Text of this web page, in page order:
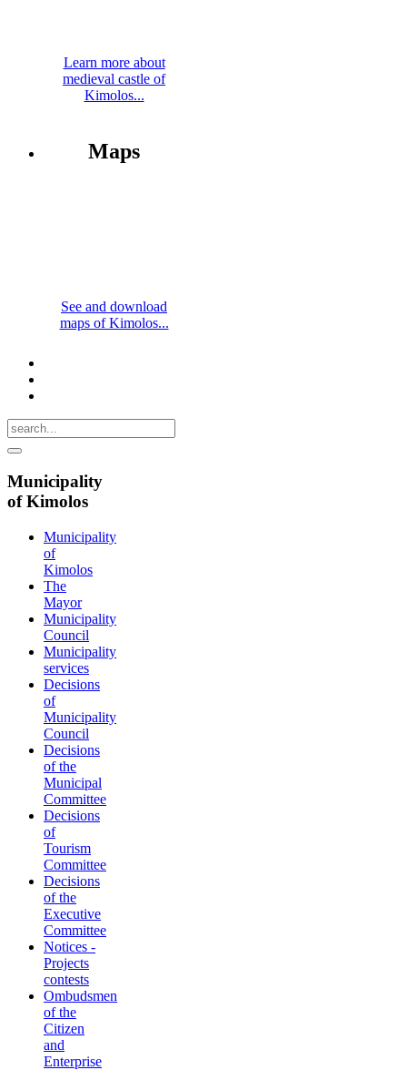
Learn more about
medieval castle of
Kimolos...
Maps
See and download
maps of Kimolos...
Municipality
of Kimolos
Municipality
of
Kimolos
The
Mayor
Municipality
Council
Municipality
services
Decisions
of
Municipality
Council
Decisions
of the
Municipal
Committee
Decisions
of
Tourism
Committee
Decisions
of the
Executive
Committee
Notices -
Projects
contests
Ombudsmen
of the
Citizen
and
Enterprise